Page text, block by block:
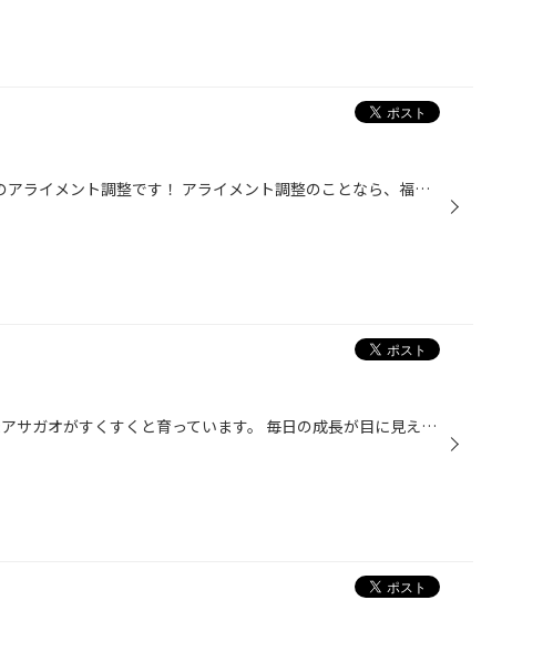
レガシィのタイヤ交換後のアライメント調整です！ アライメント調整のことなら、福岡市南区のタイヤ館長尾におまかせください！
5月の終わりに種を植えたアサガオがすくすくと育っています。 毎日の成長が目に見えるので、愛着が湧いてとても可愛く感じます。 種まきから開花まで2ケ月くらいとのこと。 開花が楽しみです。